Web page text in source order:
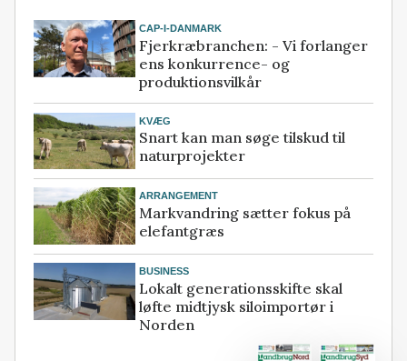
CAP-I-DANMARK
Fjerkræbranchen: - Vi forlanger
ens konkurrence- og
produktionsvilkår
KVÆG
Snart kan man søge tilskud til
naturprojekter
ARRANGEMENT
Markvandring sætter fokus på
elefantgræs
BUSINESS
Lokalt generationsskifte skal
løfte midtjysk siloimportør i
Norden